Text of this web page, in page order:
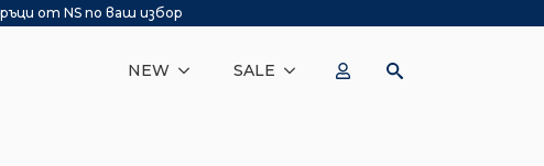
от NS по ваш избор
NEW SALE